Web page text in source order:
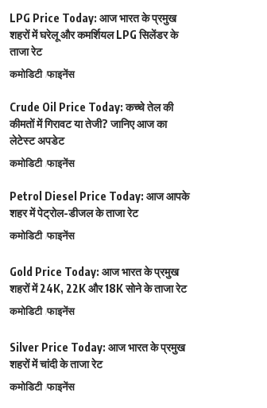
LPG Price Today: आज भारत के प्रमुख
शहरों में घरेलू और कमर्शियल LPG सिलेंडर के
ताजा रेट
कमोडिटी फाइनेंस
Crude Oil Price Today: कच्चे तेल की
कीमतों में गिरावट या तेजी? जानिए आज का
लेटेस्ट अपडेट
कमोडिटी फाइनेंस
Petrol Diesel Price Today: आज आपके
शहर में पेट्रोल-डीजल के ताजा रेट
कमोडिटी फाइनेंस
Gold Price Today: आज भारत के प्रमुख
शहरों में 24K, 22K और 18K सोने के ताजा रेट
कमोडिटी फाइनेंस
Silver Price Today: आज भारत के प्रमुख
शहरों में चांदी के ताजा रेट
कमोडिटी फाइनेंस